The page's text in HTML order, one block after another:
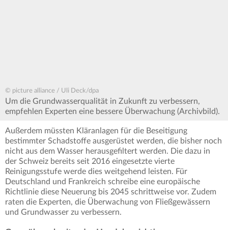
© picture alliance / Uli Deck/dpa
Um die Grundwasserqualität in Zukunft zu verbessern,
empfehlen Experten eine bessere Überwachung (Archivbild).
Außerdem müssten Kläranlagen für die Beseitigung
bestimmter Schadstoffe ausgerüstet werden, die bisher noch
nicht aus dem Wasser herausgefiltert werden. Die dazu in
der Schweiz bereits seit 2016 eingesetzte vierte
Reinigungsstufe werde dies weitgehend leisten. Für
Deutschland und Frankreich schreibe eine europäische
Richtlinie diese Neuerung bis 2045 schrittweise vor. Zudem
raten die Experten, die Überwachung von Fließgewässern
und Grundwasser zu verbessern.